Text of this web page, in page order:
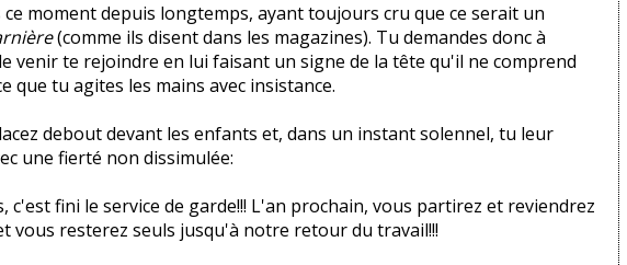
moment depuis longtemps, ayant toujours cru que ce serait un
(comme ils disent dans les magazines). Tu demandes donc à
venir te rejoindre en lui faisant un signe de la tête qu'il ne comprend
que tu agites les mains avec insistance.
debout devant les enfants et, dans un instant solennel, tu leur
une fierté non dissimulée:
c'est fini le service de garde!!! L'an prochain, vous partirez et reviendrez
vous resterez seuls jusqu'à notre retour du travail!!!